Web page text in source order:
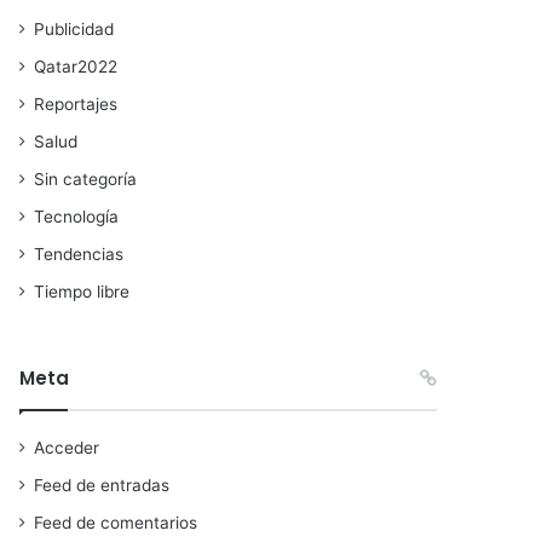
Publicidad
Qatar2022
Reportajes
Salud
Sin categoría
Tecnología
Tendencias
Tiempo libre
Meta
Acceder
Feed de entradas
Feed de comentarios